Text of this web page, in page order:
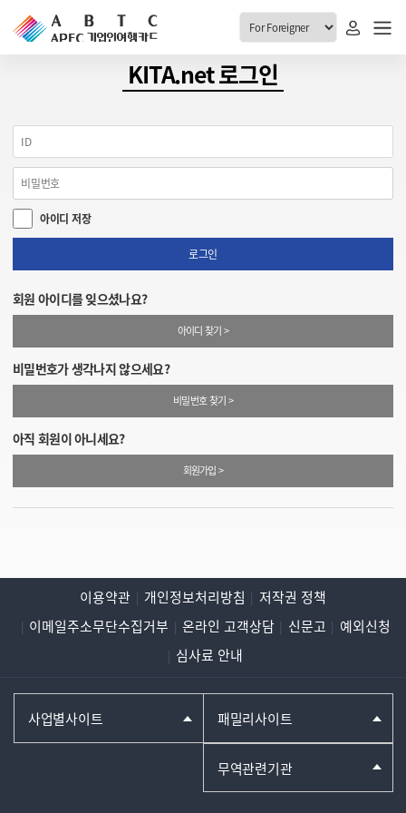
ABTC 전체메뉴
안내
ABTC 제도 소개
VABTC 안내
발급 자격요건
취소/반납 안내
신청
취소
신청진행 현황
소지자 현황
고객센터
1:1 문의
KITA.net 로그인
아이디 저장
로그인
회원 아이디를 잊으셨나요?
아이디 찾기 >
비밀번호가 생각나지 않으세요?
비밀번호 찾기 >
아직 회원이 아니세요?
회원가입 >
이용약관 개인정보처리방침
저작권 정책
이메일주소무단수집거부
온라인 고객상담 신문고
예외신청
심사료 안내
사업별사이트 패밀리사이트
무역관련기관